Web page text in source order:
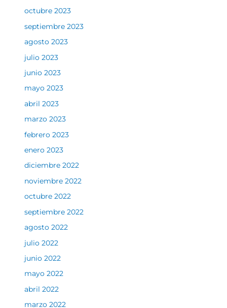
octubre 2023
septiembre 2023
agosto 2023
julio 2023
junio 2023
mayo 2023
abril 2023
marzo 2023
febrero 2023
enero 2023
diciembre 2022
noviembre 2022
octubre 2022
septiembre 2022
agosto 2022
julio 2022
junio 2022
mayo 2022
abril 2022
marzo 2022